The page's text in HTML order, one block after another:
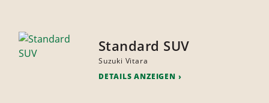
Standard SUV
Suzuki Vitara
DETAILS ANZEIGEN